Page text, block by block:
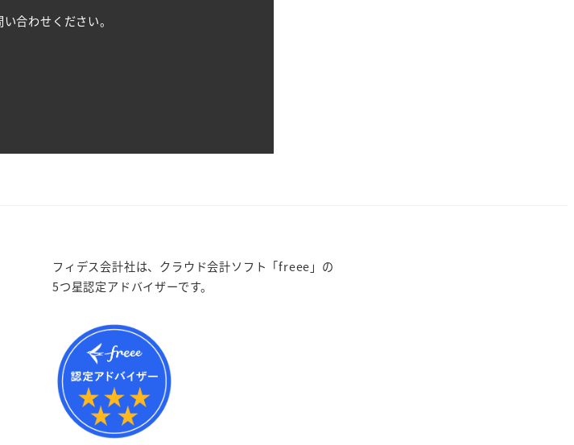
合わせください。
フィデス会計社は、クラウド会計ソフト「freee」の
5つ星認定アドバイザーです。